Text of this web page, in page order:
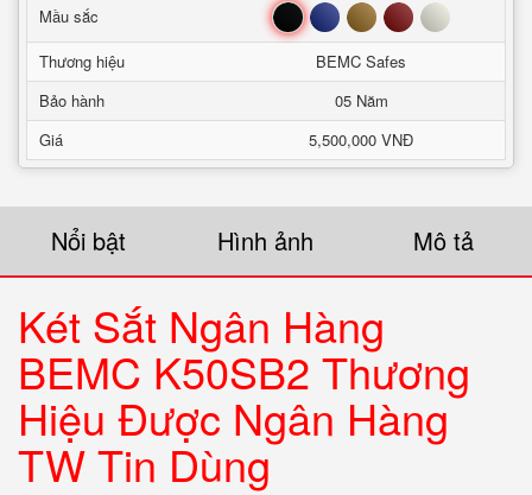
Mầu sắc
Đen Xanh Nâu Đỏ Trắng
Thương hiệu
BEMC Safes
Bảo hành
05 Năm
Giá
5,500,000 VNĐ
Nổi bật Hình ảnh Mô tả
Két Sắt Ngân Hàng
BEMC K50SB2 Thương
Hiệu Được Ngân Hàng
TW Tin Dùng